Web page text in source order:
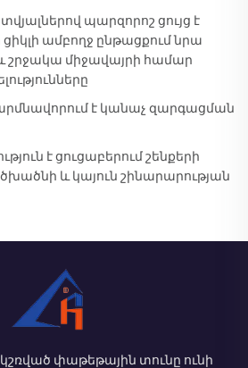
պարզորոշ ցույց է
ամբողջ ընթացքում նրա
միջավայրի համար
է կանաչ զարգացման
է ցուցաբերում շենքերի
և կայուն շինարարության
փաթեթային տունը ունի